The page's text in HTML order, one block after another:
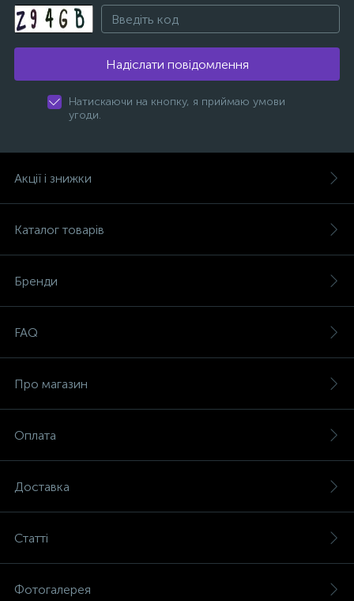
Надіслати повідомлення
Натискаючи на кнопку, я приймаю умови
угоди.
Акції і знижки
Каталог товарів
Бренди
FAQ
Про магазин
Оплата
Доставка
Статті
Фотогалерея